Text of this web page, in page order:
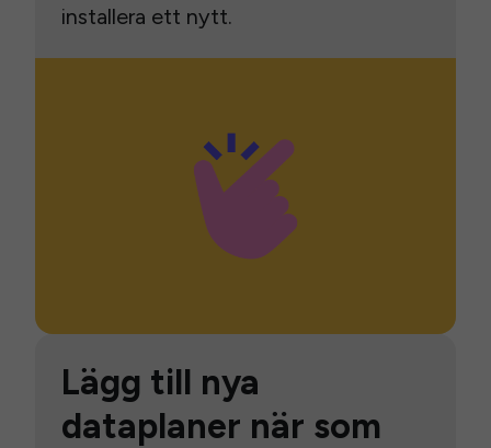
installera ett nytt.
Lägg till nya
dataplaner när som